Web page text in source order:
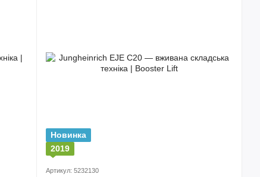
Новинка
2019
Артикул: 5232130